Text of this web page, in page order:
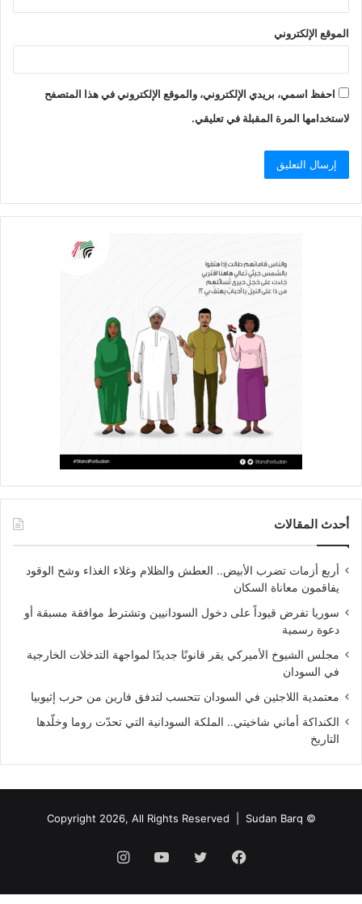
الموقع الإلكتروني
احفظ اسمي، بريدي الإلكتروني، والموقع الإلكتروني في هذا المتصفح
لاستخدامها المرة المقبلة في تعليقي.
أحدث المقالات
أربع أزمات تضرب الأبيض.. العطش والظلام وغلاء الغذاء وشح الوقود
يفاقمون معاناة السكان
سوريا تفرض قيوداً على دخول السودانيين وتشترط موافقة مسبقة أو
دعوة رسمية
مجلس الشيوخ الأميركي يقر قانونًا جديدًا لمواجهة التدخلات الخارجية
في السودان
معتمدية اللاجئين في السودان تتحسب لتدفق فارين من حرب إثيوبيا
الكنداكة أماني شاخيتي.. الملكة السودانية التي تحدّت روما وخلّدها
التاريخ
© Copyright 2026, All Rights Reserved |
Sudan Barq
فيسبوك تويتر يوتيوبانستقرام